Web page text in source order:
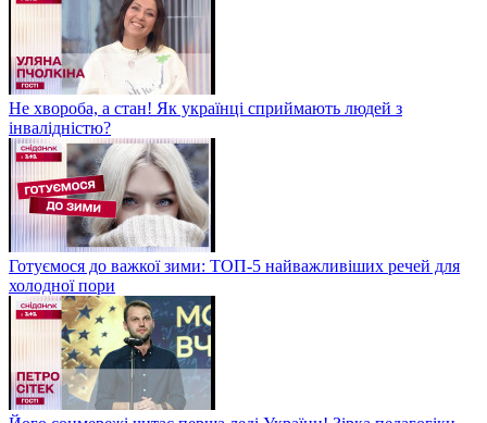
Не хвороба, а стан! Як українці сприймають людей з
інвалідністю?
Готуємося до важкої зими: ТОП-5 найважливіших речей для
холодної пори